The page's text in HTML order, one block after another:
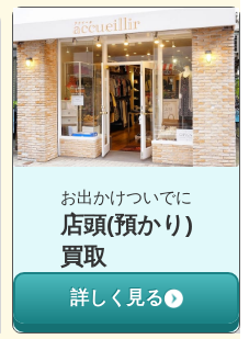
お出かけついでに
店頭(預かり)
買取
詳しく見る
グ
ル
ー
プ
リ
ン
ク